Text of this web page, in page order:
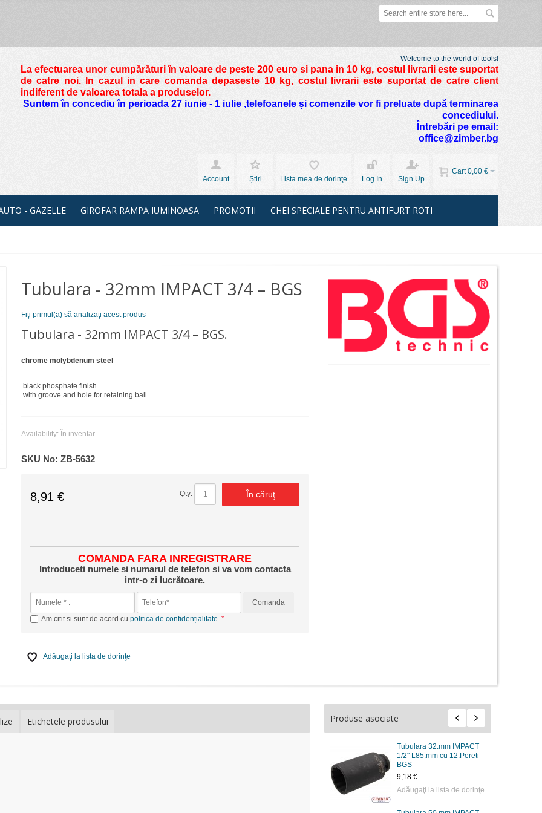
Welcome to the world of tools!
La efectuarea unor cumpărături în valoare de peste 200 euro si pana in 10 kg, costul livrarii este suportat
de catre noi. In cazul in care comanda depaseste 10 kg, costul livrarii este suportat de catre client
indiferent de valoarea totala a produselor.
Suntem în concediu în perioada 27 iunie - 1 iulie ,telefoanele și comenzile vor fi preluate după terminarea
concediului.
Întrebări pe email:
office@zimber.bg
Cart 0,00 €
Account
Știri Lista mea de dorinţe Log In Sign Up
- GAZELLE GIROFAR RAMPA IUMINOASA PROMOTII CHEI SPECIALE PENTRU ANTIFURT ROTI
Tubulara - 32mm IMPACT 3/4 – BGS
Fiţi primul(a) să analizaţi acest produs
Tubulara - 32mm IMPACT 3/4 – BGS.
chrome molybdenum steel
black phosphate finish
with groove and hole for retaining ball
Availability: În inventar
SKU No:ZB-5632
8,91 € Qty: În căruţ
COMANDA FARA INREGISTRARE
Introduceti numele si numarul de telefon si va vom contacta
intr-o zi lucrătoare.
Comanda
Am citit si sunt de acord cupolitica de confidențialitate.
Adăugaţi la lista de dorinţe
Etichetele produsului Produse asociate
Tubulara 32.mm IMPACT
1/2" L85.mm cu 12.Pereti
BGS
9,18 €
Adăugaţi la lista de dorinţe